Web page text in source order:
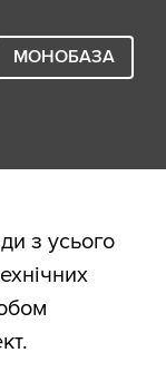
МОНОБАЗА
з усього